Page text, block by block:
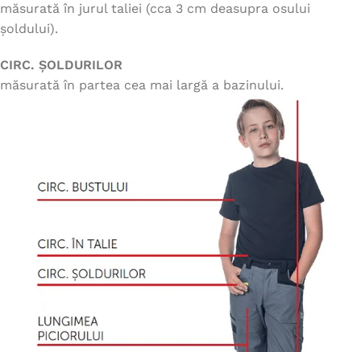
măsurată în jurul taliei (cca 3 cm deasupra osului
șoldului).
CIRC. ȘOLDURILOR
măsurată în partea cea mai largă a bazinului.